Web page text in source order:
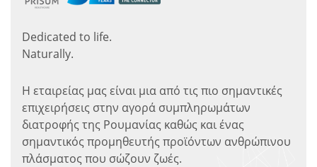
Dedicated to life.
Naturally.
Η εταιρείας μας είναι μια από τις πιο σημαντικές
επιχειρήσεις στην αγορά συμπληρωμάτων
διατροφής της Ρουμανίας καθώς και ένας
σημαντικός προμηθευτής προϊόντων ανθρώπινου
πλάσματος που σώζουν ζωές.